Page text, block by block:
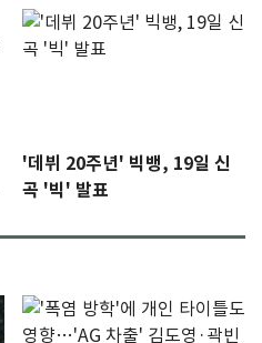
'데뷔 20주년' 빅뱅, 19일 신
곡 '빅' 발표